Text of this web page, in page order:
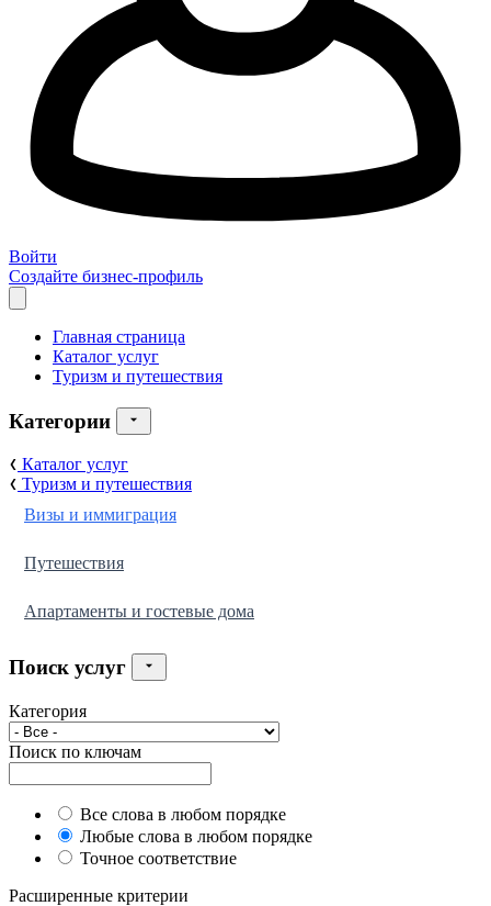
Войти
Создайте бизнес-профиль
Главная страница
Каталог услуг
Туризм и путешествия
Категории
Каталог услуг
Туризм и путешествия
Визы и иммиграция
Путешествия
Апартаменты и гостевые дома
Поиск услуг
Категория
Поиск по ключам
Все слова в любом порядке
Любые слова в любом порядке
Точное соответствие
Расширенные критерии